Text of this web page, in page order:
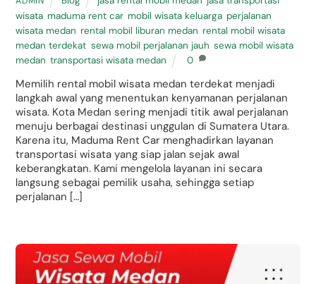
wisata maduma rent car mobil wisata keluarga perjalanan
wisata medan rental mobil liburan medan rental mobil wisata
medan terdekat ,sewa mobil perjalanan jauh ,sewa mobil wisata
medan ,transportasi wisata medan 0
Memilih rental mobil wisata medan terdekat menjadi
langkah awal yang menentukan kenyamanan perjalanan
wisata. Kota Medan sering menjadi titik awal perjalanan
menuju berbagai destinasi unggulan di Sumatera Utara.
Karena itu, Maduma Rent Car menghadirkan layanan
transportasi wisata yang siap jalan sejak awal
keberangkatan. Kami mengelola layanan ini secara
langsung sebagai pemilik usaha, sehingga setiap
perjalanan […]